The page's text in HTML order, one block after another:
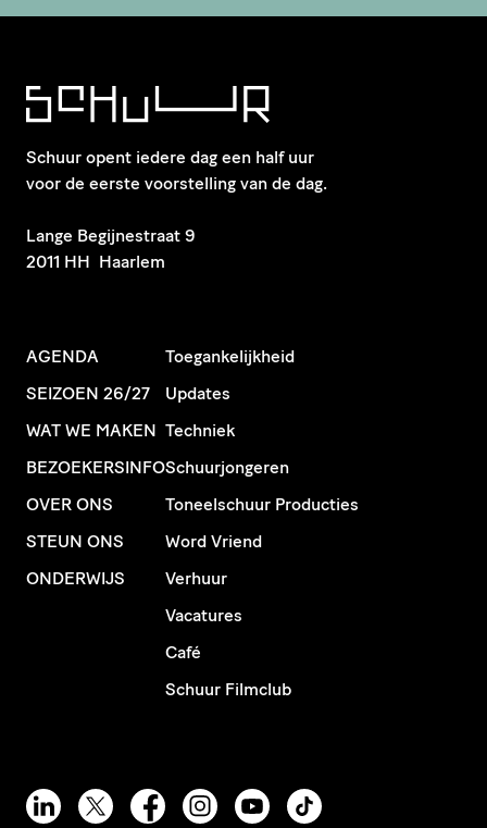
Schuur opent iedere dag een half uur
voor de eerste voorstelling van de dag.
​Lange Begijnestraat 9
2011 HH Haarlem
AGENDA
SEIZOEN 26/27
WAT WE MAKEN
BEZOEKERSINFO
OVER ONS
STEUN ONS
ONDERWIJS
Toegankelijkheid
Updates
Techniek
Schuurjongeren
Toneelschuur Producties
Word Vriend
Verhuur
Vacatures
Café
Schuur Filmclub